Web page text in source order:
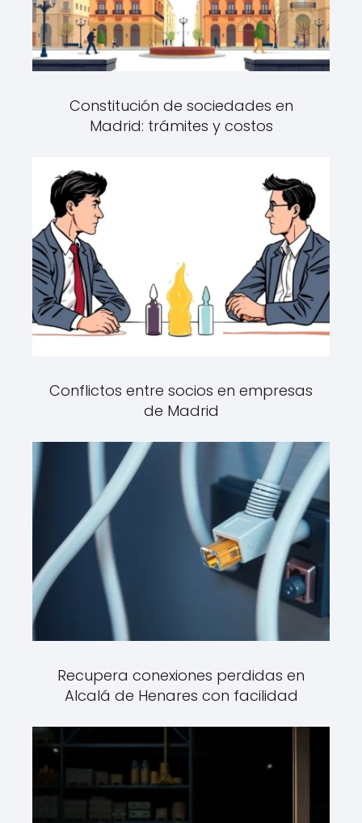
Constitución de sociedades en
Madrid: trámites y costos
Conflictos entre socios en empresas
de Madrid
Recupera conexiones perdidas en
Alcalá de Henares con facilidad